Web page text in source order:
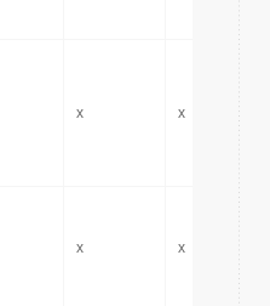
x x
x x